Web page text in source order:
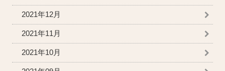
2021年12月
2021年11月
2021年10月